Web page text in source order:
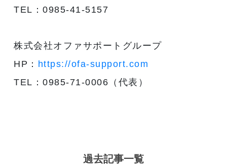
TEL：0985-41-5157
株式会社オファサポートグループ
HP： https://ofa-support.com
TEL：0985-71-0006（代表）
過去記事一覧